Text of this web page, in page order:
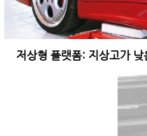
저상형 플랫폼: 지상고가 낮